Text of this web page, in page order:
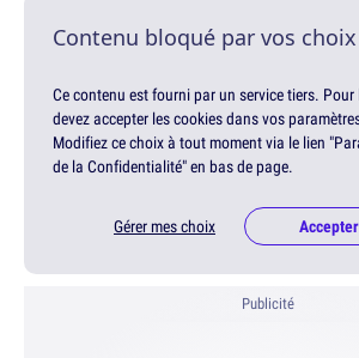
Contenu bloqué par vos
Ce contenu est fourni par un service tiers.
devez accepter les cookies dans vos
Modifiez ce choix à tout moment via le lien
de la Confidentialité" en bas de page.
Gérer mes choix
Publicité